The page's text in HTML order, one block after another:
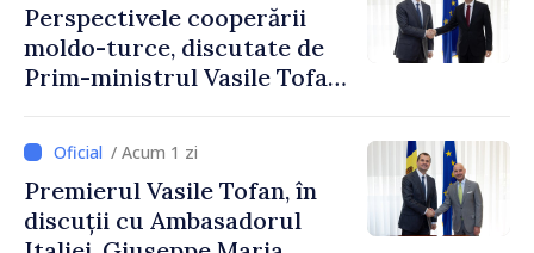
Perspectivele cooperării
moldo-turce, discutate de
Prim-ministrul Vasile Tofan
Uygar Mustafa Sertel
/ Acum 1 zi
Premierul Vasile Tofan, în
discuții cu Ambasadorul